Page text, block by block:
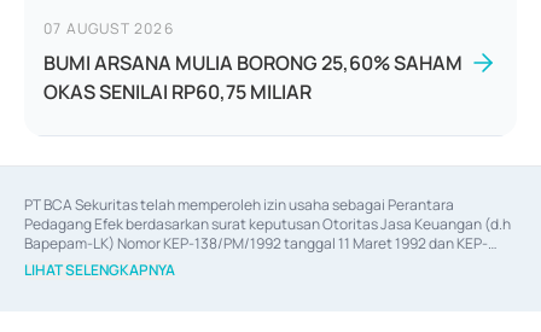
07 AUGUST 2026
BUMI ARSANA MULIA BORONG 25,60% SAHAM
OKAS SENILAI RP60,75 MILIAR
PT BCA Sekuritas telah memperoleh izin usaha sebagai Perantara
Pedagang Efek berdasarkan surat keputusan Otoritas Jasa Keuangan (d.h
Bapepam-LK) Nomor KEP-138/PM/1992 tanggal 11 Maret 1992 dan KEP-
06/D.04/2014 tanggal 28 Februari 2014, izin usaha sebagai Penjamin Emisi
Efek berdasarkan surat keputusan Otoritas Jasa Keuangan Nomor KEP-
LIHAT SELENGKAPNYA